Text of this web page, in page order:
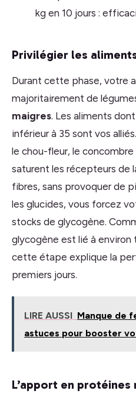
kg en 10 jours :
Privilégier les
Durant cette phase, votre
majoritairement de
maigres. Les aliments
inférieur à 35 sont vos
le chou-fleur, le
saturent les récepteurs de
fibres, sans provoquer de
les glucides, vous forcez
stocks de glycogène.
glycogène est lié à environ
cette étape explique la
premiers jours.
LIRE AUSSI Manque de
astuces pour booster
L’apport en protéines